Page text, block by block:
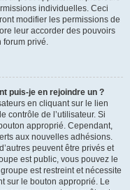
individuelles. Ceci
modifier les permissions de
leur accorder des pouvoirs
forum privé.
puis-je en rejoindre un ?
en cliquant sur le lien
contrôle de l’utilisateur. Si
approprié. Cependant,
aux nouvelles adhésions.
peuvent être privés et
est public, vous pouvez le
est restreint et nécessite
sur le bouton approprié. Le